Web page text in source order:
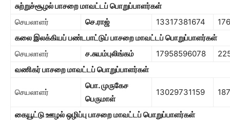
சுற்றுச்சூழல் பாசறைமாவட்டப் பொறுப்பாளர்கள்
செயலாளர்
செ.ராஜ் 13317381674
176
கலை இலக்கியப் பண்டபாட்டுப் பாசறைமாவட்டப் பொறுப்பாளர்கள்
செயலாளர்
ச.சுயம்புலிங்கம் 17958596078
வணிகர் பாசறைமாவட்டப் பொறுப்பாளர்கள்
செயலாளர்
பொ. முருகேச
பெருமாள்
13029731159 187
கையூட்டு ஊழல் ஒழிப்பு பாசறைமாவட்டப் பொறுப்பாளர்கள்